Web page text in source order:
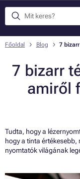
Főoldal Blog 7
7 bizarr
amiről
Tudta, hogy a
hogy a tinta értékesebb,
nyomtatók világának